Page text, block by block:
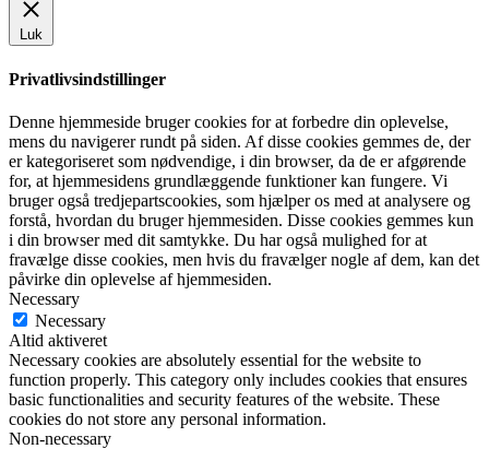
Luk
Privatlivsindstillinger
Denne hjemmeside bruger cookies for at forbedre din oplevelse,
mens du navigerer rundt på siden. Af disse cookies gemmes de, der
er kategoriseret som nødvendige, i din browser, da de er afgørende
for, at hjemmesidens grundlæggende funktioner kan fungere. Vi
bruger også tredjepartscookies, som hjælper os med at analysere og
forstå, hvordan du bruger hjemmesiden. Disse cookies gemmes kun
i din browser med dit samtykke. Du har også mulighed for at
fravælge disse cookies, men hvis du fravælger nogle af dem, kan det
påvirke din oplevelse af hjemmesiden.
Necessary
Necessary
Altid aktiveret
Necessary cookies are absolutely essential for the website to
function properly. This category only includes cookies that ensures
basic functionalities and security features of the website. These
cookies do not store any personal information.
Non-necessary